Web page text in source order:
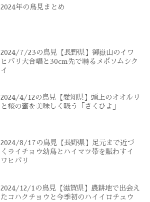
2024年の鳥見まとめ
2024/7/23の鳥見【長野県】御嶽山のイワ
ヒバリ大合唱と30cm先で囀るメボソムシク
イ
2024/4/12の鳥見【愛知県】頭上のオオルリ
と桜の蜜を美味しく吸う「さくひよ」
2024/8/17の鳥見【長野県】足元まで近づ
くライチョウ幼鳥とハイマツ帯を賑わすイ
ワヒバリ
2024/12/1の鳥見【滋賀県】農耕地で出会え
たコハクチョウと今季初のハイイロチュウ